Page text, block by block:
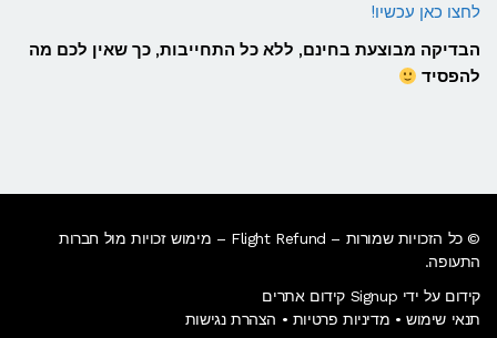
לחצו כאן עכשיו!
הבדיקה מבוצעת בחינם, ללא כל התחייבות, כך שאין לכם מה
להפסיד
© כל הזכויות שמורות – Flight Refund – מימוש זכויות מול חברות
התעופה.
קידום על ידי Signup קידום אתרים
תנאי שימוש • מדיניות פרטיות • הצהרת נגישות